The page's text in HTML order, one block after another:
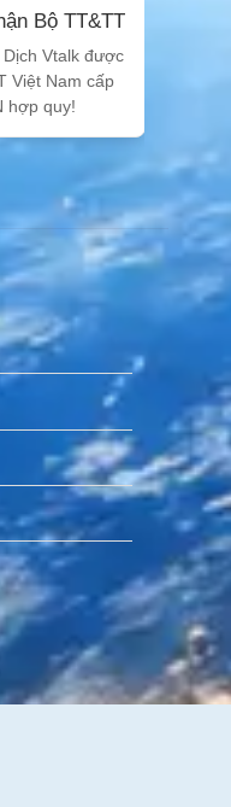
Bộ TT&TT
Dịch Vtalk được
Việt Nam cấp
hợp quy!